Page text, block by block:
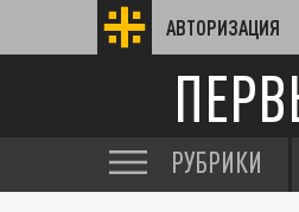
АВТОРИЗАЦИЯ
РУБРИКИ